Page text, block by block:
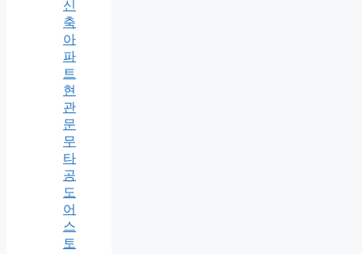
신
축
아
파
트
현
관
문
무
타
공
도
어
스
토